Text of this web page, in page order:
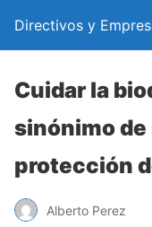
Directivos y
Cuidar la
sinónimo
protección
Alberto Perez